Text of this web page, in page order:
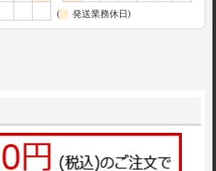
( 発送業務休日)